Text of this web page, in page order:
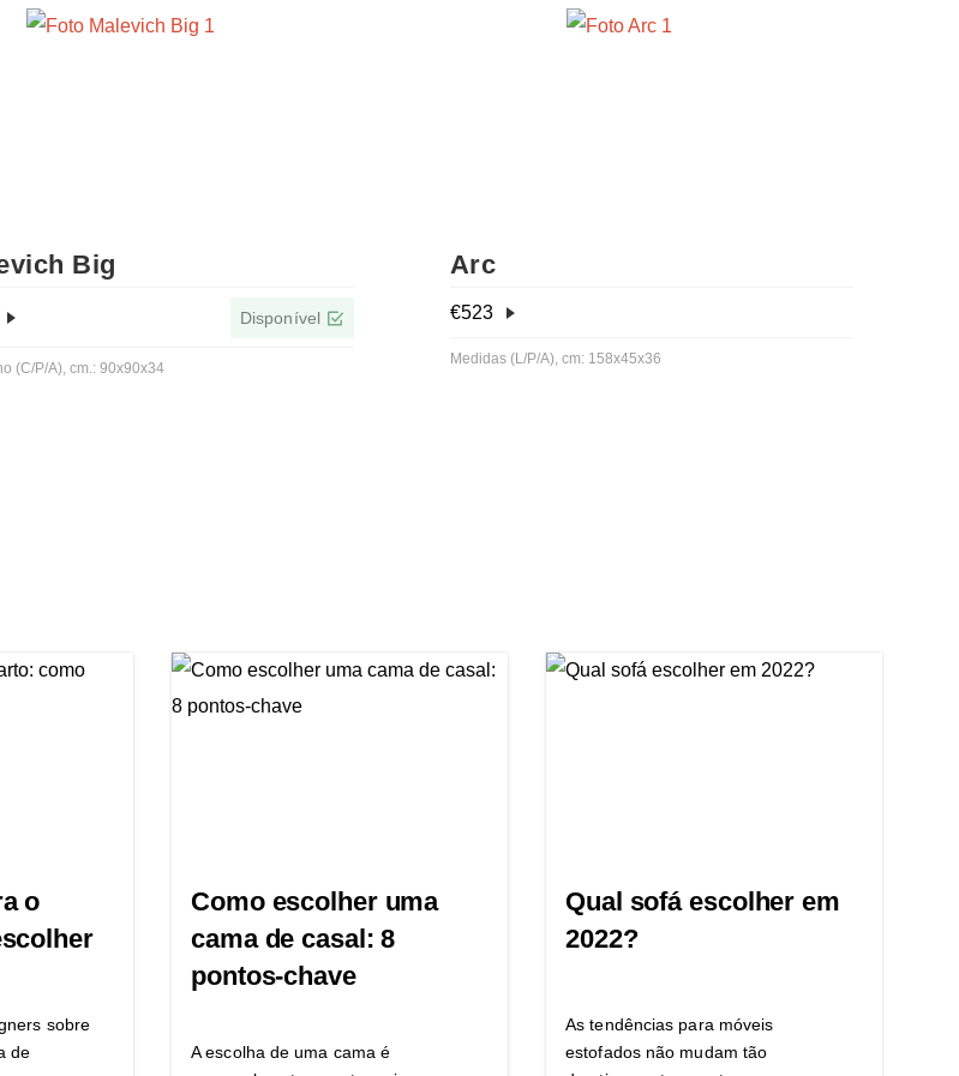
Big
Disponível
(C/P/A), cm.: 90x90x34
Arc
€523
Medidas (L/P/A), cm: 158x45x36
o
sobre
de
Como escolher uma
cama de casal: 8
pontos-chave
A escolha de uma cama é
Qual sofá escolher em
2022?
As tendências para móveis
estofados não mudam tão